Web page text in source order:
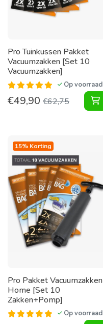
Pro Tuinkussen Pakket
Vacuumzakken [Set 10
Vacuumzakken]
Op voorraad
€49,90 €62,75
15% Korting
Pro Pakket Vacuumzakken
Home [Set 10
Zakken+Pomp]
Op voorraad